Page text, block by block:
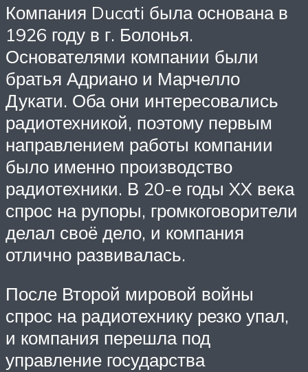
Компания Ducati была основана в
1926 году в г. Болонья.
Основателями компании были
братья Адриано и Марчелло
Дукати. Оба они интересовались
радиотехникой, поэтому первым
направлением работы компании
было именно производство
радиотехники. В 20-е годы XX века
спрос на рупоры, громкоговорители
делал своё дело, и компания
отлично развивалась.
После Второй мировой войны
спрос на радиотехнику резко упал,
и компания перешла под
управление государства